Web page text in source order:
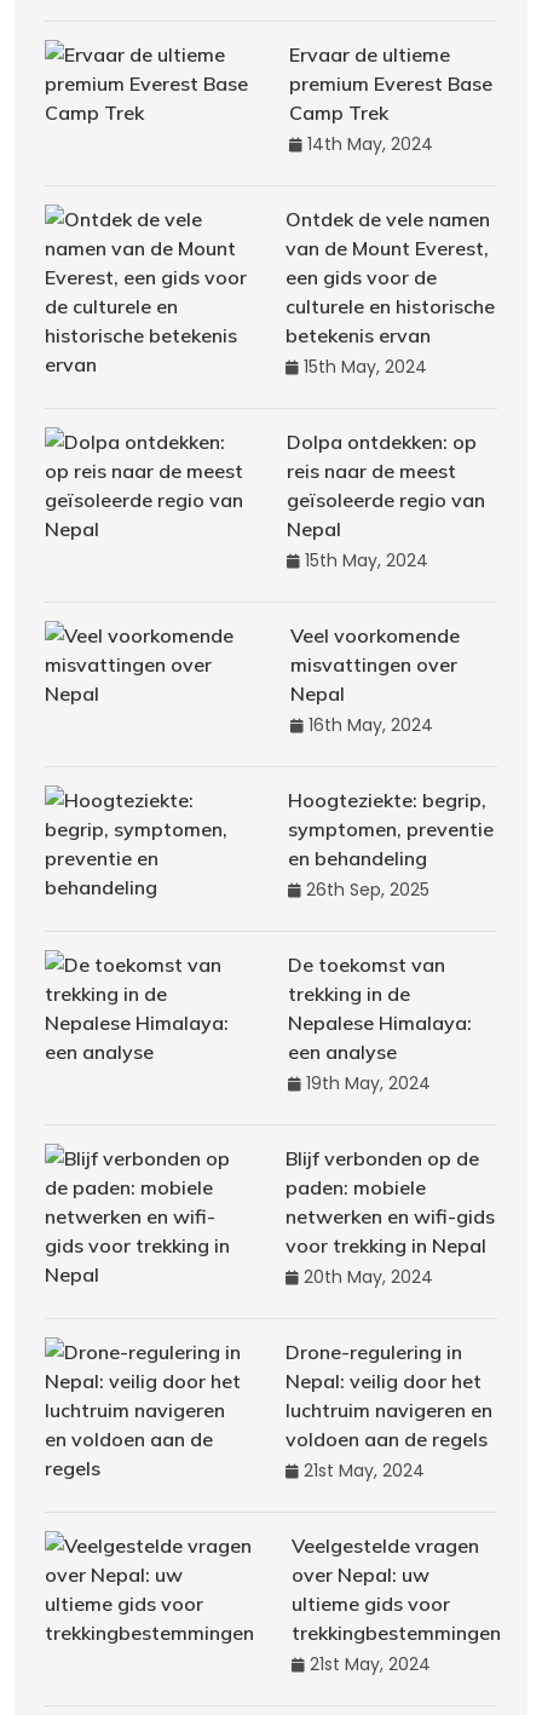
Ervaar de ultieme
premium Everest Base
Camp Trek
14th May, 2024
Ontdek de vele namen
van de Mount Everest,
een gids voor de
culturele en historische
betekenis ervan
15th May, 2024
Dolpa ontdekken: op
reis naar de meest
geïsoleerde regio van
Nepal
15th May, 2024
Veel voorkomende
misvattingen over
Nepal
16th May, 2024
Hoogteziekte: begrip,
symptomen, preventie
en behandeling
26th Sep, 2025
De toekomst van
trekking in de
Nepalese Himalaya:
een analyse
19th May, 2024
Blijf verbonden op de
paden: mobiele
netwerken en wifi-gids
voor trekking in Nepal
20th May, 2024
Drone-regulering in
Nepal: veilig door het
luchtruim navigeren en
voldoen aan de regels
21st May, 2024
Veelgestelde vragen
over Nepal: uw
ultieme gids voor
trekkingbestemmingen
21st May, 2024